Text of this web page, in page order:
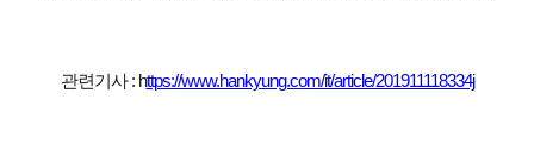
관련기사 : https://www.hankyung.com/it/article/201911118334j